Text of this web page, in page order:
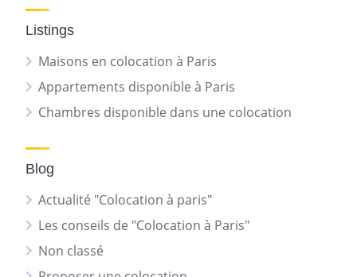
Listings
Maisons en colocation à Paris
Appartements disponible à Paris
Chambres disponible dans une colocation
Blog
Actualité "Colocation à paris"
Les conseils de "Colocation à Paris"
Non classé